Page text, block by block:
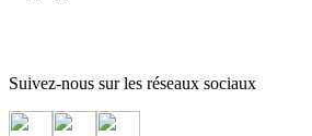
Suivez-nous sur les réseaux sociaux